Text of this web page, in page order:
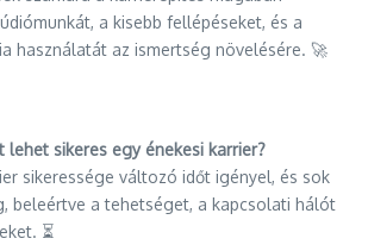
a kisebb fellépéseket, és a
használatát az ismertség növelésére. 🚀
lehet sikeres egy énekesi karrier?
sikeressége változó időt igényel, és sok
beleértve a tehetséget, a kapcsolati hálót
⏳